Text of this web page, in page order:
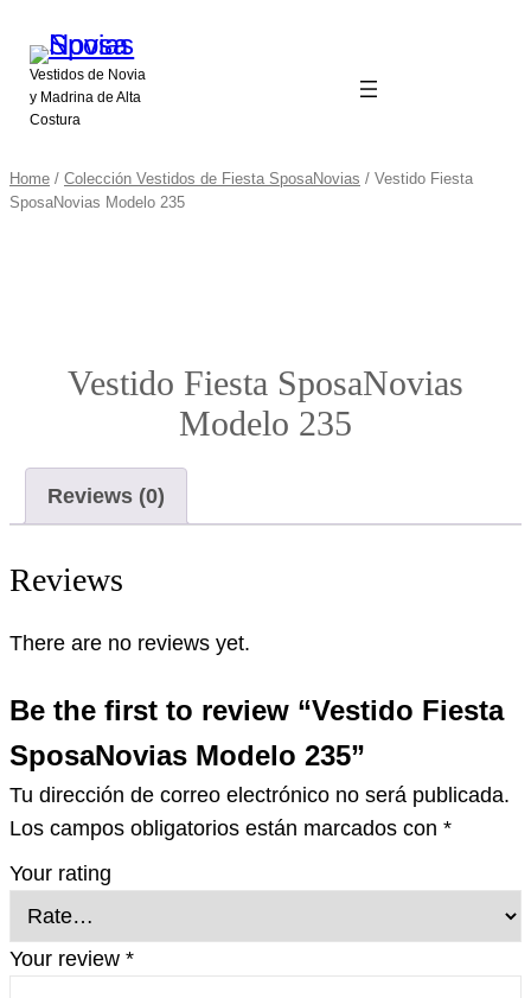
Vestidos de Novia
y Madrina de Alta
Costura
Home / Colección Vestidos de Fiesta SposaNovias / Vestido Fiesta
SposaNovias Modelo 235
Vestido Fiesta SposaNovias
Modelo 235
Reviews (0)
Reviews
There are no reviews yet.
Be the first to review “Vestido Fiesta
SposaNovias Modelo 235”
Tu dirección de correo electrónico no será publicada.
Los campos obligatorios están marcados con *
Your rating
Your review *